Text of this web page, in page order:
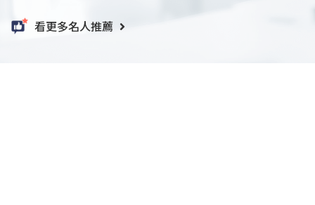
要。過去設計師的工作，可能多半
看更多名人推薦